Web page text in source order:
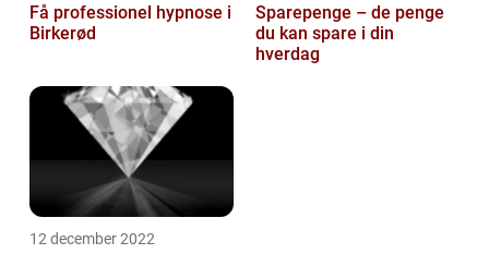
Få professionel hypnose i
Birkerød
Sparepenge – de penge
du kan spare i din
hverdag
12 december 2022